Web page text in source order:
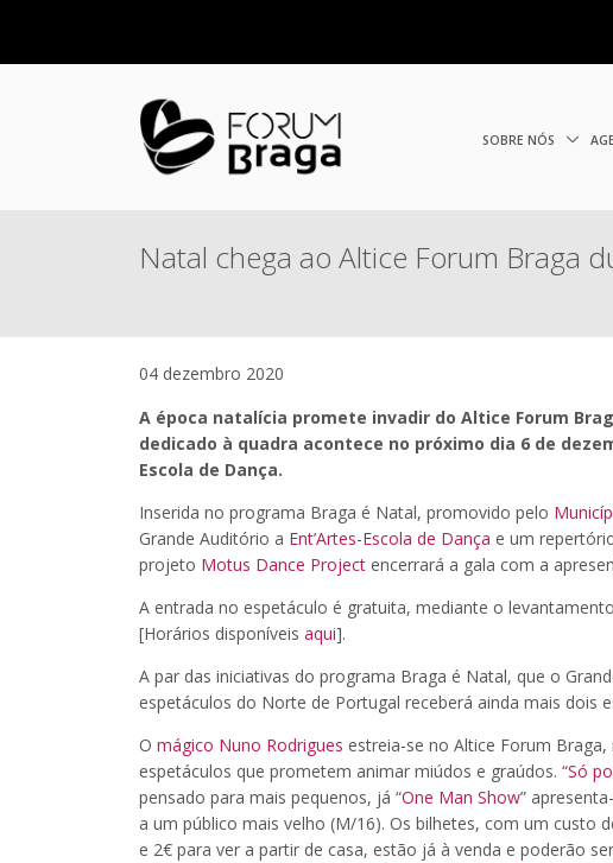
SOBRE NÓS
Natal chega ao Altice Forum Braga
04 dezembro 2020
A época natalícia promete invadir do Altice Forum
dedicado à quadra acontece no próximo dia 6 de
Escola de Dança.
Inserida no programa Braga é Natal, promovido pelo
Grande Auditório a Ent’Artes-Escola de Dança e um
projeto Motus Dance Project encerrará a gala com a
A entrada no espetáculo é gratuita, mediante o
[Horários disponíveis aqui].
A par das iniciativas do programa Braga é Natal, que o
espetáculos do Norte de Portugal receberá ainda mais dois
O mágico Nuno Rodrigues estreia-se no Altice Forum
espetáculos que prometem animar miúdos e graúdos. “Só
pensado para mais pequenos, já “One Man Show”
a um público mais velho (M/16). Os bilhetes, com um custo
e 2€ para ver a partir de casa, estão já à venda e poderão